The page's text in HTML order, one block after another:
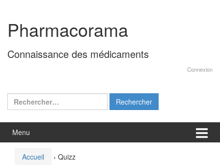
contenu
menu
principal
Pharmacorama
Connaissance des médicaments
Connexion
Rechercher :
Menu
Accueil › Quizz